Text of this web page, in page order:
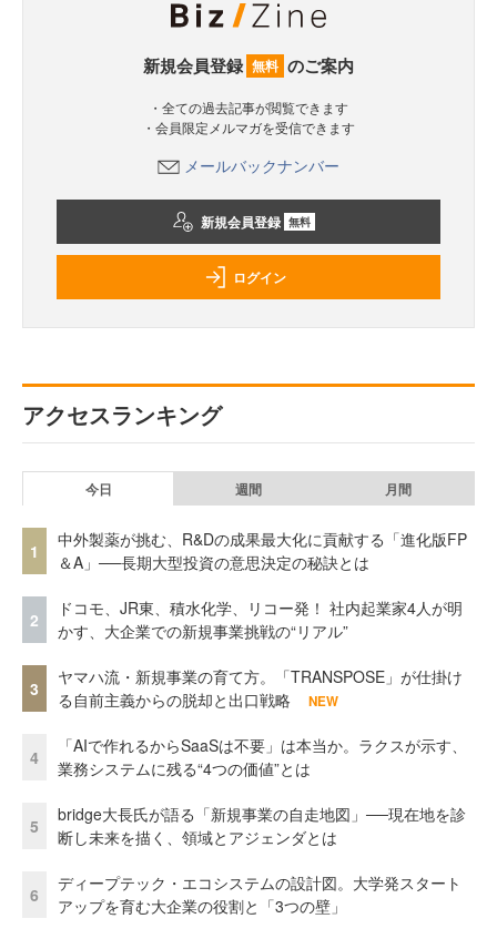
新規会員登録 無料 のご案内
・全ての過去記事が閲覧できます
・会員限定メルマガを受信できます
メールバックナンバー
新規会員登録 無料
ログイン
アクセスランキング
今日 週間 月間
1
中外製薬が挑む、R&Dの成果最大化に貢献する「進化版FP
＆A」──長期大型投資の意思決定の秘訣とは
2
ドコモ、JR東、積水化学、リコー発！ 社内起業家4人が明
かす、大企業での新規事業挑戦の“リアル”
3
ヤマハ流・新規事業の育て方。「TRANSPOSE」が仕掛け
る自前主義からの脱却と出口戦略
NEW
4
「AIで作れるからSaaSは不要」は本当か。ラクスが示す、
業務システムに残る“4つの価値”とは
5
bridge大長氏が語る「新規事業の自走地図」──現在地を診
断し未来を描く、領域とアジェンダとは
6
ディープテック・エコシステムの設計図。大学発スタート
アップを育む大企業の役割と「3つの壁」